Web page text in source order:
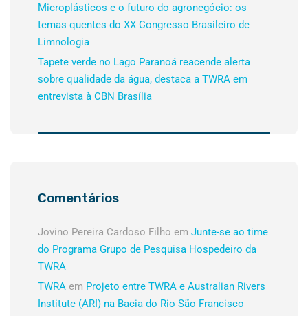
Microplásticos e o futuro do agronegócio: os
temas quentes do XX Congresso Brasileiro de
Limnologia
Tapete verde no Lago Paranoá reacende alerta
sobre qualidade da água, destaca a TWRA em
entrevista à CBN Brasília
Comentários
Jovino Pereira Cardoso Filho em Junte-se ao time
do Programa Grupo de Pesquisa Hospedeiro da
TWRA
TWRA em Projeto entre TWRA e Australian Rivers
Institute (ARI) na Bacia do Rio São Francisco